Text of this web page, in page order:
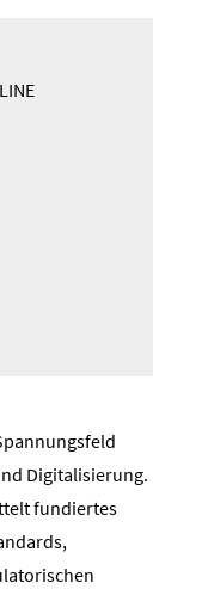
Digitalisierung.
fundiertes